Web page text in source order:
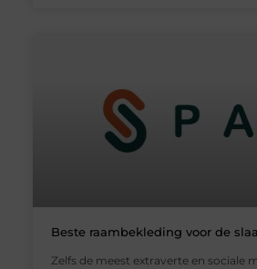
Beste raambekleding voor de
Zelfs de meest extraverte en sociale